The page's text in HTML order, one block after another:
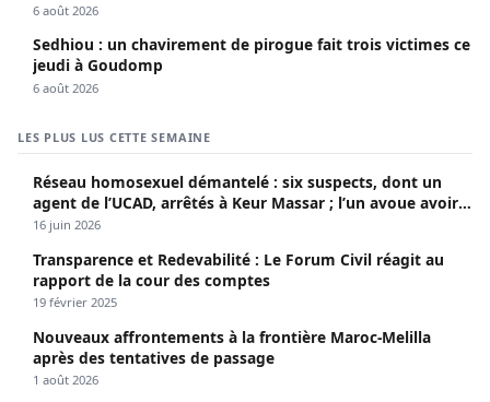
sociaux
6 août 2026
Sedhiou : un chavirement de pirogue fait trois victimes ce
jeudi à Goudomp
6 août 2026
LES PLUS LUS CETTE SEMAINE
Réseau homosexuel démantelé : six suspects, dont un
agent de l’UCAD, arrêtés à Keur Massar ; l’un avoue avoir
propagé le VIH depuis 2018
16 juin 2026
Transparence et Redevabilité : Le Forum Civil réagit au
rapport de la cour des comptes
19 février 2025
Nouveaux affrontements à la frontière Maroc-Melilla
après des tentatives de passage
1 août 2026